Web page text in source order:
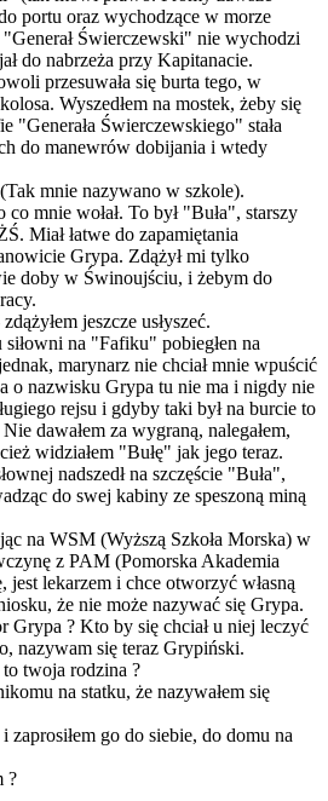
portu oraz wychodzące w morze
"Generał Świerczewski" nie wychodzi
do nabrzeża przy Kapitanacie.
przesuwała się burta tego, w
Wyszedłem na mostek, żeby się
"Generała Świerczewskiego" stała
do manewrów dobijania i wtedy
mnie nazywano w szkole).
mnie wołał. To był "Buła", starszy
Miał łatwe do zapamiętania
Grypa. Zdążył mi tylko
doby w Świnoujściu, i żebym do
jeszcze usłyszeć.
na "Fafiku" pobiegłen na
marynarz nie chciał mnie wpuścić
o nazwisku Grypa tu nie ma i nigdy nie
rejsu i gdyby taki był na burcie to
dawałem za wygraną, nalegałem,
widziałem "Bułę" jak jego teraz.
nadszedł na szczęście "Buła",
do swej kabiny ze speszoną miną
na WSM (Wyższą Szkoła Morska) w
z PAM (Pomorska Akademia
jest lekarzem i chce otworzyć własną
że nie może nazywać się Grypa.
Grypa ? Kto by się chciał u niej leczyć
nazywam się teraz Grypiński.
twoja rodzina ?
na statku, że nazywałem się
zaprosiłem go do siebie, do domu na
?